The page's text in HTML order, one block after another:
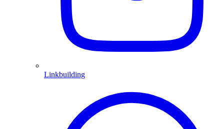
Linkbuilding